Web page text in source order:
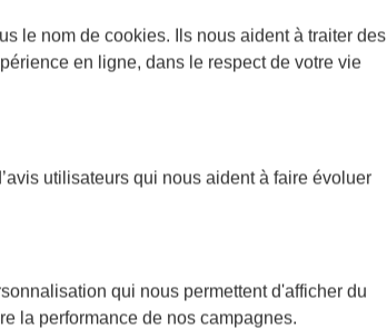
le nom de cookies. Ils nous aident à traiter des
en ligne, dans le respect de votre vie
utilisateurs qui nous aident à faire évoluer
qui nous permettent d'afficher du
la performance de nos campagnes.